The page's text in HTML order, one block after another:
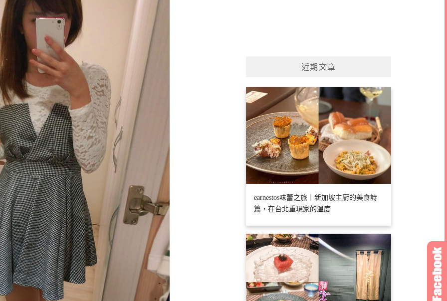
近期文章
earnestos味蕾之旅｜新加坡主廚的美食詩
篇，在台北重現家的溫度